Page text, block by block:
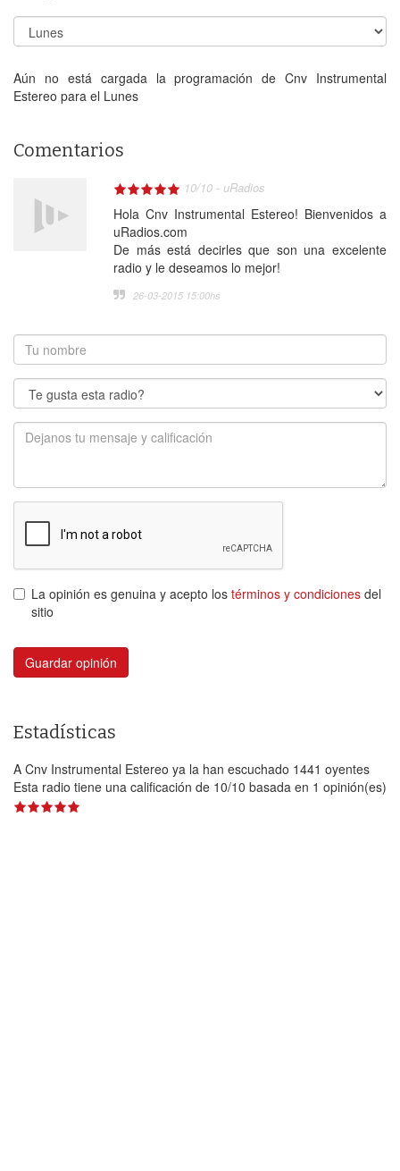
Aún no está cargada la programación de Cnv Instrumental
Estereo para el Lunes
Comentarios
10/10 - uRadios
Hola Cnv Instrumental Estereo! Bienvenidos a
uRadios.com
De más está decirles que son una excelente
radio y le deseamos lo mejor!
26-03-2015 15:00hs
La opinión es genuina y acepto los términos y condiciones del
sitio
Guardar opinión
Estadísticas
A Cnv Instrumental Estereo ya la han escuchado 1441 oyentes
Esta radio tiene una calificación de 10/10 basada en 1 opinión(es)